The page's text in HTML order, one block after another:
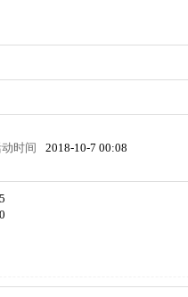
时间
2018-10-7 00:08
5
0